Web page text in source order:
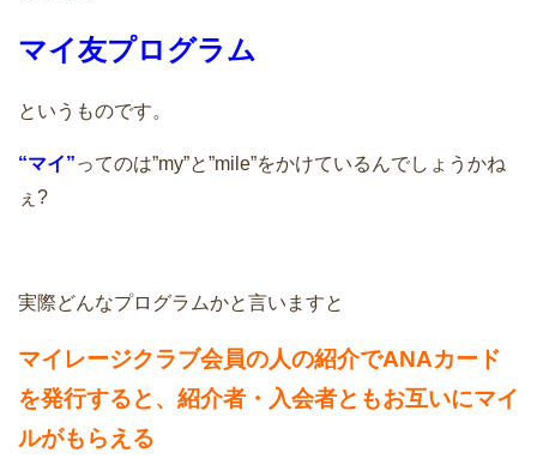
マイ友プログラム
というものです。
“マイ”ってのは”my”と”mile”をかけているんでしょうかね
ぇ?
実際どんなプログラムかと言いますと
マイレージクラブ会員の人の紹介でANAカード
を発行すると、紹介者・入会者ともお互いにマイ
ルがもらえる